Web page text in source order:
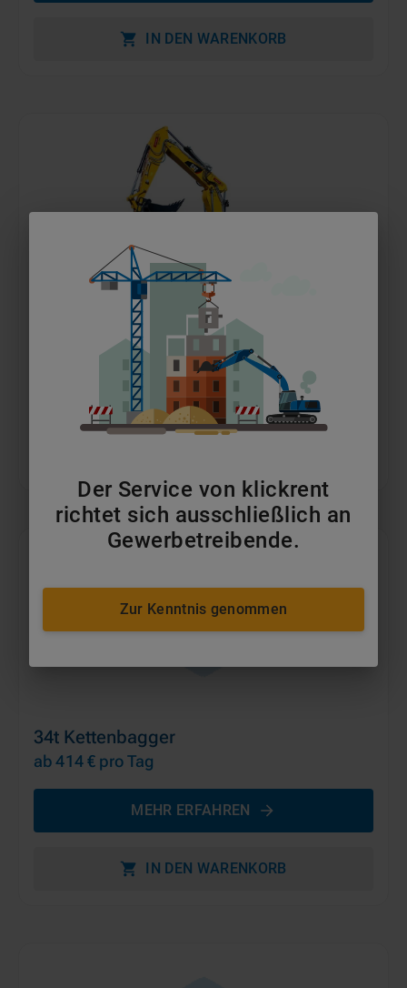
IN DEN WARENKORB
30t Kettenbagger
pro Tag
MEHR ERFAHREN
34t Kettenbagger
ab 414 € pro Tag
MEHR ERFAHREN
IN DEN WARENKORB
Der Service von klickrent
richtet sich ausschließlich an
Gewerbetreibende.
Zur Kenntnis genommen